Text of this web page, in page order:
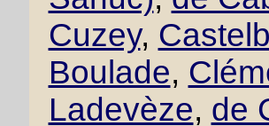
Cuzey,
Boulade,
Ladevèze, de